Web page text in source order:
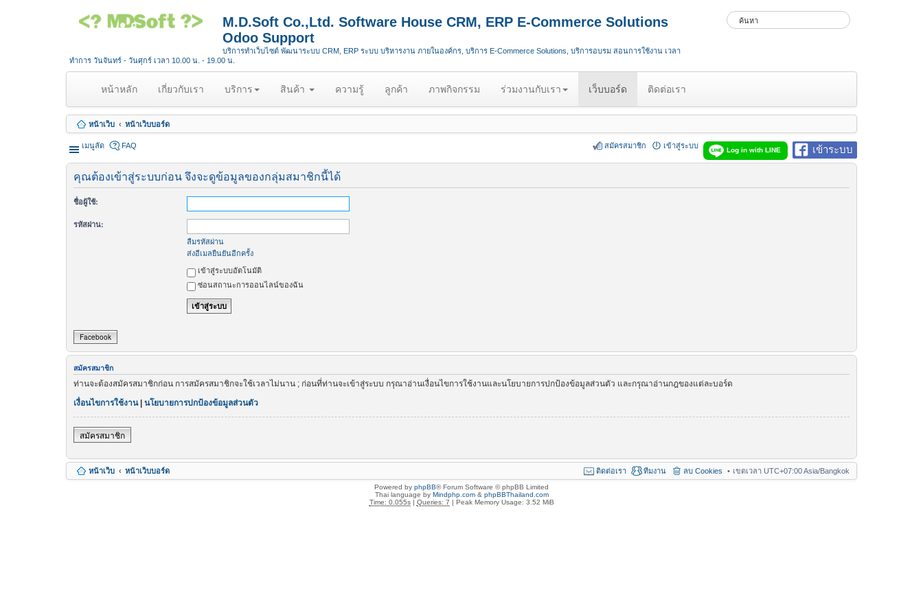
M.D.Soft Co.,Ltd. Software House CRM, ERP E-Commerce Solutions
Odoo Support
บริการทำเว็บไซต์ พัฒนาระบบ CRM, ERP ระบบ บริหารงาน ภายในองค์กร, บริการ E-Commerce Solutions, บริการอบรม สอนการใช้งาน เวลา
ทำการ วันจันทร์ - วันศุกร์ เวลา 10.00 น. - 19.00 น.
หน้าหลัก(
u
r
เกี่ยวกับเรา บริการ สินค้า ความรู้ ลูกค้า ภาพกิจกรรม ร่วมงานกับเรา เว็บบอร์ด ติดต่อเรา
หน้าเว็บ หน้าเว็บบอร์ด
เมนูลัด เข้าระบบ
Log in with LINE
FAQ เข้าสู่ระบบ
สมัครสมาชิก
คุณต้องเข้าสู่ระบบก่อน จึงจะดูข้อมูลของกลุ่มสมาชิกนี้ได้
ชื่อผู้ใช้:
รหัสผ่าน:
ลืมรหัสผ่าน
ส่งอีเมลยืนยันอีกครั้ง
เข้าสู่ระบบอัตโนมัติ
ซ่อนสถานะการออนไลน์ของฉัน
Facebook
สมัครสมาชิก
ท่านจะต้องสมัครสมาชิกก่อน การสมัครสมาชิกจะใช้เวลาไม่นาน ; ก่อนที่ท่านจะเข้าสู่ระบบ กรุณาอ่านเงื่อนไขการใช้งานและนโยบายการปกป้องข้อมูลส่วนตัว และกรุณาอ่านกฎของแต่ละบอร์ด
เงื่อนไขการใช้งาน| นโยบายการปกป้องข้อมูลส่วนตัว
สมัครสมาชิก
หน้าเว็บ หน้าเว็บบอร์ด เขตเวลา UTC+07:00 Asia/Bangkok
ลบ Cookies
ทีมงาน
ติดต่อเรา
Powered by phpBB® Forum Software © phpBB Limited
Thai language by Mindphp.com& phpBBThailand.com
Time: 0.055s| Queries: 7 | Peak Memory Usage: 3.52 MiB